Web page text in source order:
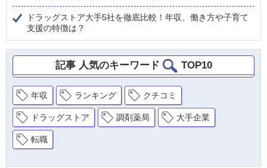
ドラッグストア大手5社を徹底比較！年収、働き方や子育て
支援の特徴は？
記事 人気のキーワード TOP10
年収 ランキング クチコミ
ドラッグストア 調剤薬局 大手企業
転職